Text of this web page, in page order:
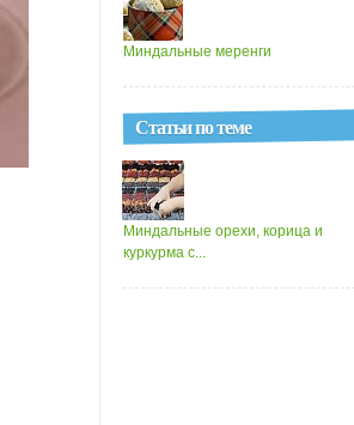
Миндальные меренги
Статьи по теме
Миндальные орехи, корица и
куркурма с...